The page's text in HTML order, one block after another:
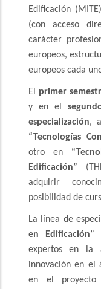
Edificación
(con acceso
carácter
europeos,
europeos cada
El primer
y en el
especialización,
“Tecnologías
otro en
Edificación”
adquirir
posibilidad de
La línea de
en Edificación”
expertos en la
innovación en el
en el